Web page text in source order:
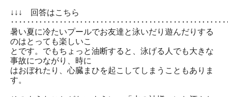
↓↓↓ 回答はこちら
暑い夏に冷たいプールでお友達と泳いだり遊んだりする
のはとっても楽しいこ
とです。でもちょっと油断すると、泳げる人でも大きな
事故につながり、時に
はおぼれたり、心臓まひを起こしてしまうこともありま
す。